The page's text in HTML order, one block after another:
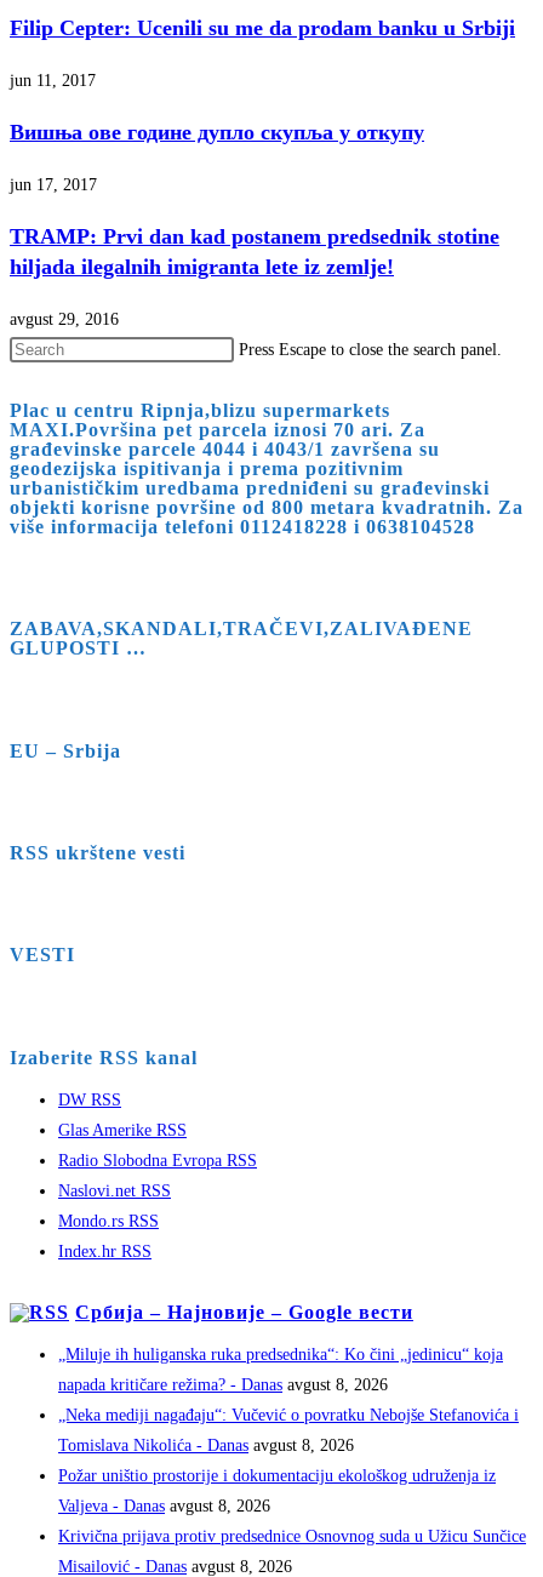
Filip Cepter: Ucenili su me da prodam banku u Srbiji
jun 11, 2017
Вишња ове године дупло скупља у откупу
jun 17, 2017
TRAMP: Prvi dan kad postanem predsednik stotine
hiljada ilegalnih imigranta lete iz zemlje!
avgust 29, 2016
Press Escape to close the search panel.
Plac u centru Ripnja,blizu supermarkets
MAXI.Površina pet parcela iznosi 70 ari. Za
građevinske parcele 4044 i 4043/1 završena su
geodezijska ispitivanja i prema pozitivnim
urbanističkim uredbama predniđeni su građevinski
objekti korisne površine od 800 metara kvadratnih. Za
više informacija telefoni 0112418228 i 0638104528
ZABAVA,SKANDALI,TRAČEVI,ZALIVAĐENE
GLUPOSTI …
EU – Srbija
RSS ukrštene vesti
VESTI
Izaberite RSS kanal
DW RSS
Glas Amerike RSS
Radio Slobodna Evropa RSS
Naslovi.net RSS
Mondo.rs RSS
Index.hr RSS
Србија – Најновије – Google вести
„Miluje ih huliganska ruka predsednika“: Ko čini „jedinicu“ koja
napada kritičare režima? - Danas avgust 8, 2026
„Neka mediji nagađaju“: Vučević o povratku Nebojše Stefanovića i
Tomislava Nikolića - Danas avgust 8, 2026
Požar uništio prostorije i dokumentaciju ekološkog udruženja iz
Valjeva - Danas avgust 8, 2026
Krivična prijava protiv predsednice Osnovnog suda u Užicu Sunčice
Misailović - Danas avgust 8, 2026